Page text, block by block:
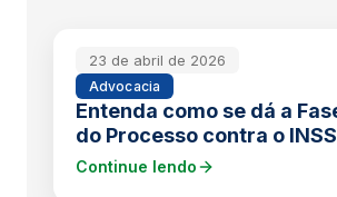
23 de abril de 2026
Advocacia
Entenda como se dá a
do Processo contra o INSS
Continue lendo